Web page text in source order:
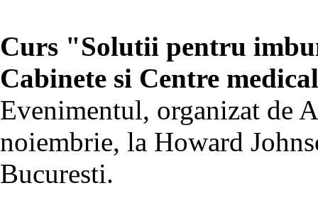
Curs "Solutii pentru
Cabinete si Centre
Evenimentul, organizat de
noiembrie, la Howard
Bucuresti.